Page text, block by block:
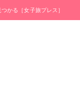
かる［女子旅プレス］